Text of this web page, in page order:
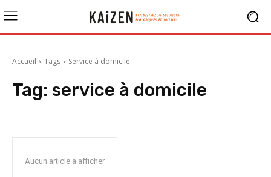
Accueil Tags Service à domicile
Tag: service à domicile
Aucun article à afficher